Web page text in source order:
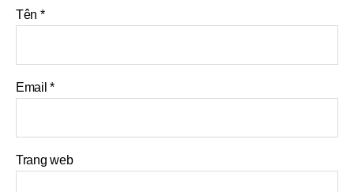
Tên *
Email*
Trang web